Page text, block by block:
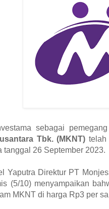
sebagai
Tbk. (MKNT) telah
tanggal 26 September 2023.
Yaputra Direktur PT
(5/10) menyampaikan
MKNT di harga Rp3 per